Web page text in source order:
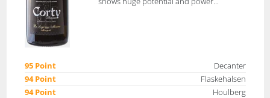
95 Point
Decanter
94 Point
Flaskehalsen
94 Point
Houlberg